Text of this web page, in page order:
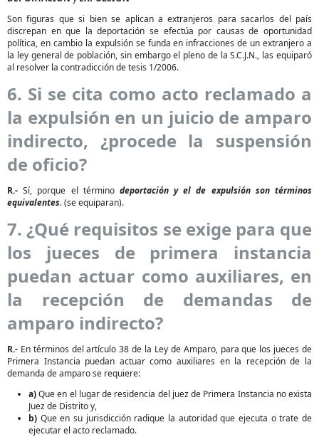
Son figuras que si bien se aplican a extranjeros para sacarlos del país
discrepan en que la deportación se efectúa por causas de oportunidad
política, en cambio la expulsión se funda en infracciones de un extranjero a
la ley general de población, sin embargo el pleno de la S.C.J.N., las equiparó
al resolver la contradicción de tesis 1/2006.
6. Si se cita como acto reclamado a
la expulsión en un juicio de amparo
indirecto, ¿procede la suspensión
de oficio?
R.- Sí, porque el término deportación y el de expulsión son términos
equivalentes. (se equiparan).
7. ¿Qué requisitos se exige para que
los jueces de primera instancia
puedan actuar como auxiliares, en
la recepción de demandas de
amparo indirecto?
R.- En términos del artículo 38 de la Ley de Amparo, para que los jueces de
Primera Instancia puedan actuar como auxiliares en la recepción de la
demanda de amparo se requiere:
a)Que en el lugar de residencia del juez de Primera Instancia no exista
Juez de Distrito y,
b) Que en su jurisdicción radique la autoridad que ejecuta o trate de
ejecutar el acto reclamado.